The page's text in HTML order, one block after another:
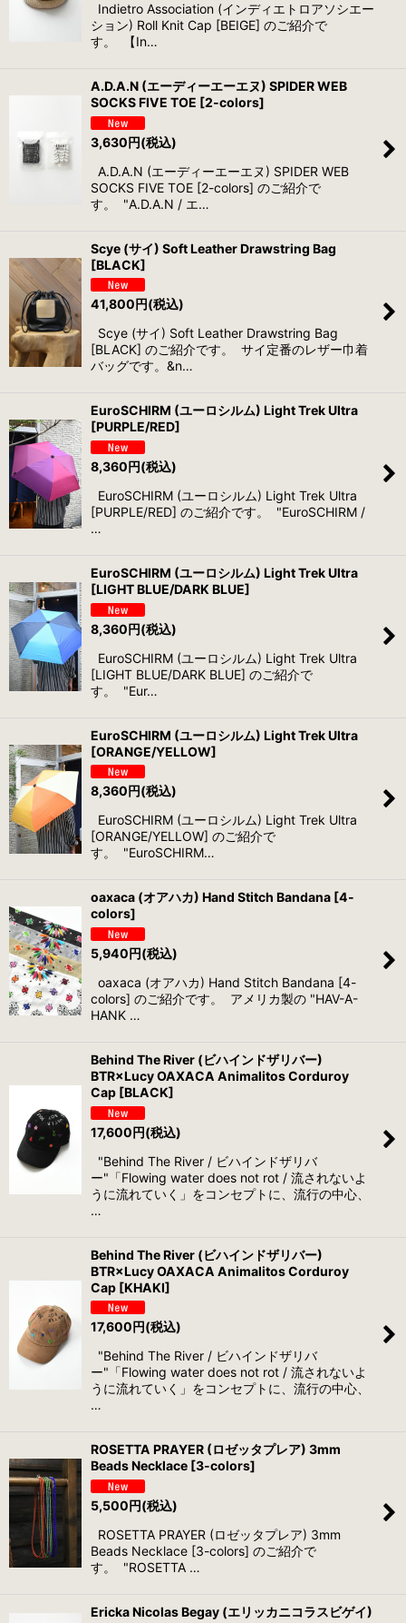
Indietro Association (インディエトロアソシエー
ション) Roll Knit Cap [BEIGE] のご紹介で
す。 【In…
A.D.A.N (エーディーエーエヌ) SPIDER WEB
SOCKS FIVE TOE [2-colors]
3,630円(税込)
A.D.A.N (エーディーエーエヌ) SPIDER WEB
SOCKS FIVE TOE [2-colors] のご紹介で
す。 "A.D.A.N / エ…
Scye (サイ) Soft Leather Drawstring Bag
[BLACK]
41,800円(税込)
Scye (サイ) Soft Leather Drawstring Bag
[BLACK] のご紹介です。 サイ定番のレザー巾着
バッグです。&n…
EuroSCHIRM (ユーロシルム) Light Trek Ultra
[PURPLE/RED]
8,360円(税込)
EuroSCHIRM (ユーロシルム) Light Trek Ultra
[PURPLE/RED] のご紹介です。 "EuroSCHIRM /
…
EuroSCHIRM (ユーロシルム) Light Trek Ultra
[LIGHT BLUE/DARK BLUE]
8,360円(税込)
EuroSCHIRM (ユーロシルム) Light Trek Ultra
[LIGHT BLUE/DARK BLUE] のご紹介で
す。 "Eur…
EuroSCHIRM (ユーロシルム) Light Trek Ultra
[ORANGE/YELLOW]
8,360円(税込)
EuroSCHIRM (ユーロシルム) Light Trek Ultra
[ORANGE/YELLOW] のご紹介で
す。 "EuroSCHIRM…
oaxaca (オアハカ) Hand Stitch Bandana [4-
colors]
5,940円(税込)
oaxaca (オアハカ) Hand Stitch Bandana [4-
colors] のご紹介です。 アメリカ製の "HAV-A-
HANK …
Behind The River (ビハインドザリバー)
BTR×Lucy OAXACA Animalitos Corduroy
Cap [BLACK]
17,600円(税込)
"Behind The River / ビハインドザリバ
ー"「Flowing water does not rot / 流されないよ
うに流れていく」をコンセプトに、流行の中心、
…
Behind The River (ビハインドザリバー)
BTR×Lucy OAXACA Animalitos Corduroy
Cap [KHAKI]
17,600円(税込)
"Behind The River / ビハインドザリバ
ー"「Flowing water does not rot / 流されないよ
うに流れていく」をコンセプトに、流行の中心、
…
ROSETTA PRAYER (ロゼッタプレア) 3mm
Beads Necklace [3-colors]
5,500円(税込)
ROSETTA PRAYER (ロゼッタプレア) 3mm
Beads Necklace [3-colors] のご紹介で
す。 "ROSETTA …
Ericka Nicolas Begay (エリッカニコラスビゲイ)